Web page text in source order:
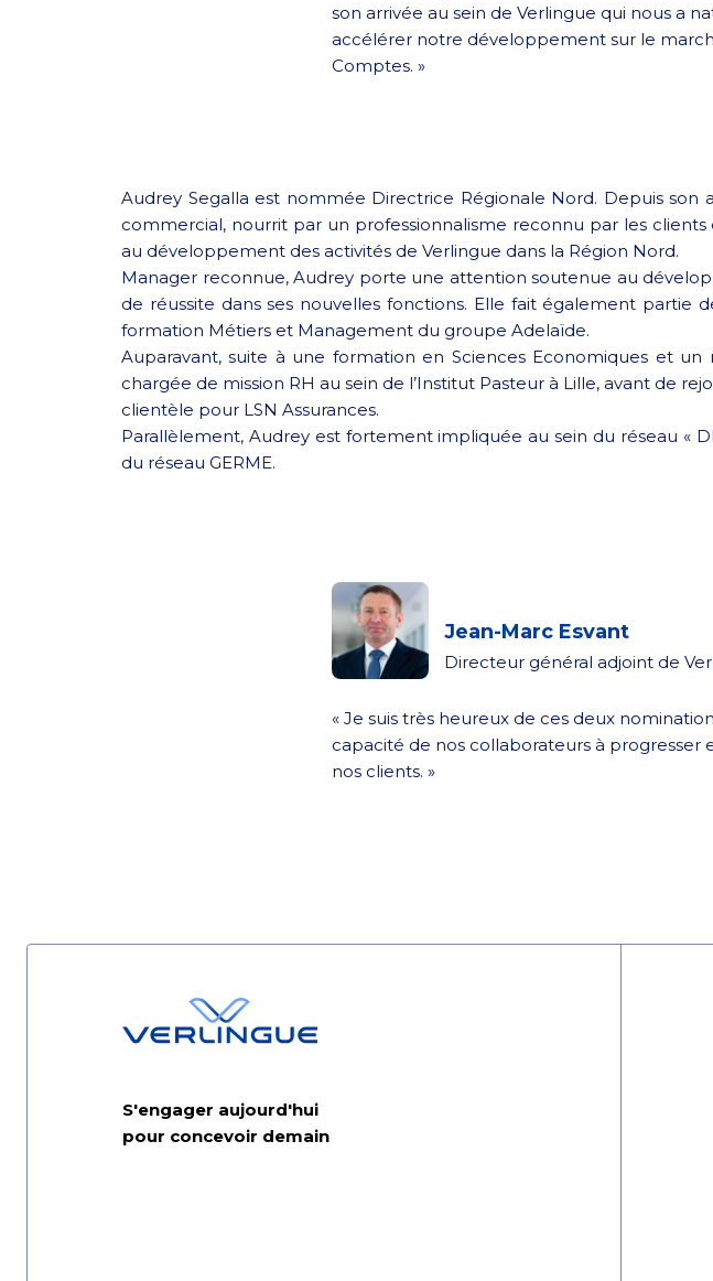
son arrivée au sein de Verlingue qui nous a
accélérer notre développement sur le
Comptes. »
Audrey Segalla est nommée Directrice Régionale Nord. Depuis
commercial, nourrit par un professionnalisme reconnu par les
au développement des activités de Verlingue dans la Région Nord.
Manager reconnue, Audrey porte une attention soutenue au
de réussite dans ses nouvelles fonctions. Elle fait également
formation Métiers et Management du groupe Adelaïde.
Auparavant, suite à une formation en Sciences Economiques et
chargée de mission RH au sein de l’Institut Pasteur à Lille, avant de
clientèle pour LSN Assurances.
Parallèlement, Audrey est fortement impliquée au sein du réseau «
du réseau GERME.
Jean-Marc Esvant
Directeur général adjoint de
« Je suis très heureux de ces deux
capacité de nos collaborateurs à
nos clients. »
S'engager aujourd'hui
pour concevoir demain